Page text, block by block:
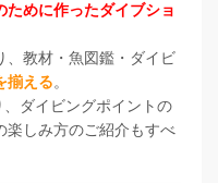
ために作ったダイブショ
、教材・魚図鑑・ダイビ
揃える。
ダイビングポイントの
楽しみ方のご紹介もすべ